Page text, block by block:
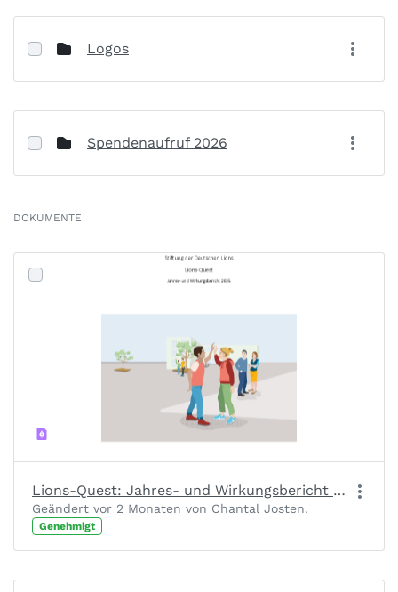
Logos
Spendenaufruf 2026
DOKUMENTE
Lions-Quest: Jahres- und Wirkungsbericht 2025
Geändert vor 2 Monaten von Chantal Josten.
Genehmigt